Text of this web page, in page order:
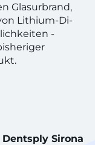
Glasurbrand,
Lithium-Di-
-
Dentsply Sirona